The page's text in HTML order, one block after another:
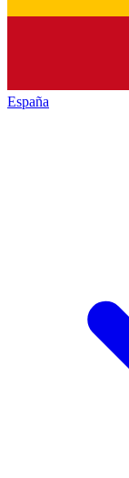
España